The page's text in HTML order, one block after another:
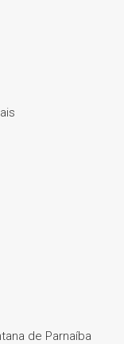
de Parnaíba